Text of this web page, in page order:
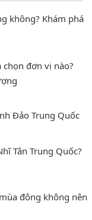
không? Khám phá
chọn đơn vị nào?
Đảo Trung Quốc
Tân Trung Quốc?
đông không nên